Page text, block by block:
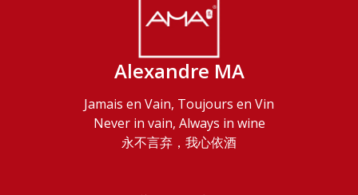
Alexandre MA
Jamais en Vain, Toujours en Vin
Never in vain, Always in wine
永不言弃，我心依酒